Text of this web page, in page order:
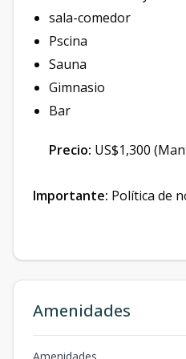
sala-comedor
Pscina
Sauna
Gimnasio
Bar
Precio: US$1,300
Importante: Política de
Amenidades